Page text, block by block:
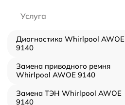
Услуга
Диагностика Whirlpool AWOE
9140
Замена приводного ремня
Whirlpool AWOE 9140
Замена ТЭН Whirlpool AWOE
9140